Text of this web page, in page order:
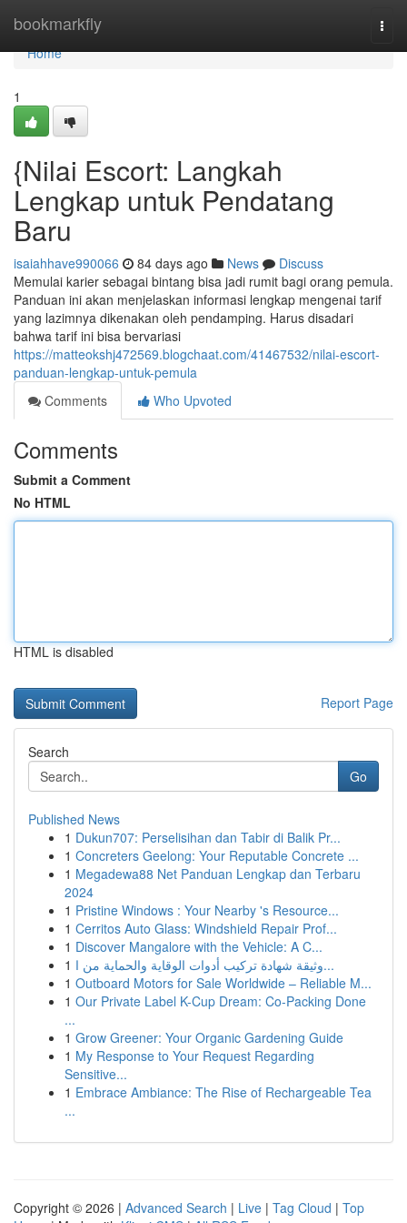
bookmarkfly
Home
Home
1
{Nilai Escort: Langkah
Lengkap untuk Pendatang
Baru
isaiahhave990066 84 days ago News
Discuss
Memulai karier sebagai bintang bisa jadi rumit bagi orang pemula.
Panduan ini akan menjelaskan informasi lengkap mengenai tarif
yang lazimnya dikenakan oleh pendamping. Harus disadari
bahwa tarif ini bisa bervariasi
https://matteokshj472569.blogchaat.com/41467532/nilai-escort-
panduan-lengkap-untuk-pemula
Comments
Who Upvoted
Comments
Submit a Comment
No HTML
HTML is disabled
Report Page
Search
Go
Published News
1 Dukun707: Perselisihan dan Tabir di Balik Pr...
1 Concreters Geelong: Your Reputable Concrete ...
1 Megadewa88 Net Panduan Lengkap dan Terbaru
2024
1 Pristine Windows : Your Nearby 's Resource...
1 Cerritos Auto Glass: Windshield Repair Prof...
1 Discover Mangalore with the Vehicle: A C...
1
وثيقة شهادة تركيب أدوات الوقاية والحماية من ا...
1 Outboard Motors for Sale Worldwide – Reliable M...
1 Our Private Label K-Cup Dream: Co-Packing Done
...
1 Grow Greener: Your Organic Gardening Guide
1 My Response to Your Request Regarding
Sensitive...
1 Embrace Ambiance: The Rise of Rechargeable Tea
...
Copyright © 2026 | Advanced Search | Live | Tag Cloud | Top